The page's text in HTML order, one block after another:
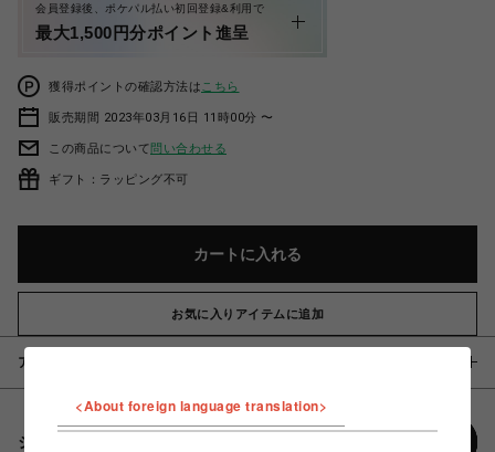
会員登録後、ポケパル払い初回登録&利用で
最大1,500円分ポイント進呈
獲得ポイントの確認方法は こちら
販売期間 2023年03月16日 11時00分 〜
この商品について問い合わせる
ギフト：ラッピング不可
カートに入れる
お気に入りアイテムに追加
アイテム説明 / 素材
シェアする
<About foreign language translation>